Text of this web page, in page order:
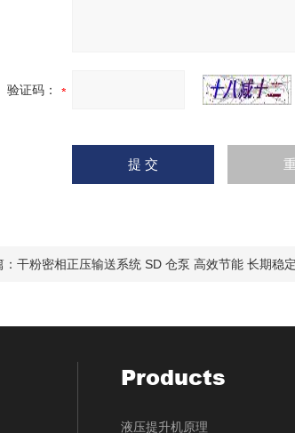
验证码：
干粉密相正压输送系统 SD 仓泵 高效节能 长期稳定运行
Products
液压提升机原理